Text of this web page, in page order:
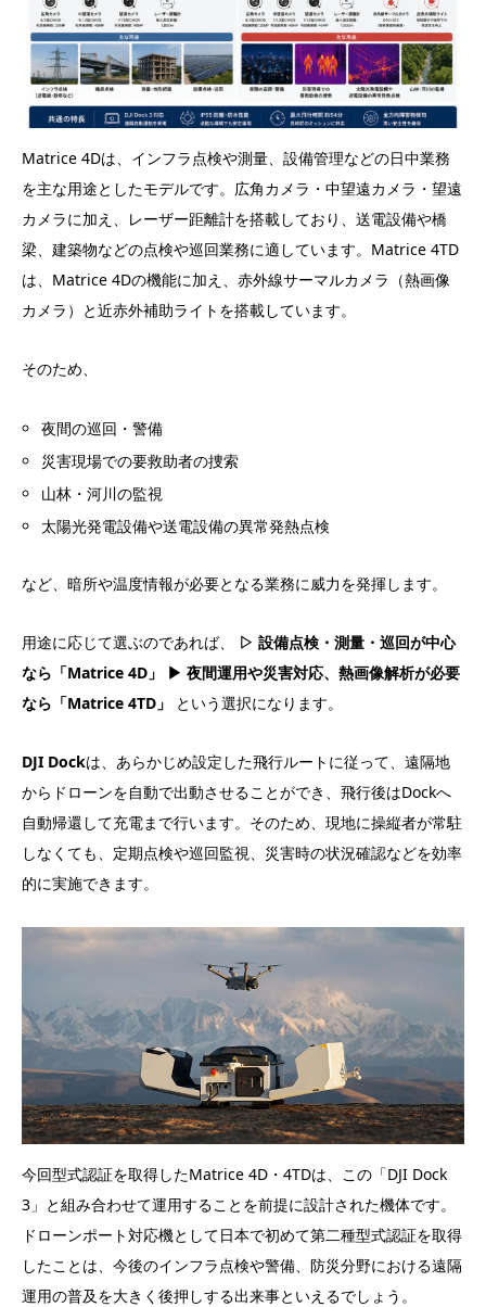
Matrice 4Dは、インフラ点検や測量、設備管理などの日中業務
を主な用途としたモデルです。広角カメラ・中望遠カメラ・望遠
カメラに加え、レーザー距離計を搭載しており、送電設備や橋
梁、建築物などの点検や巡回業務に適しています。Matrice 4TD
は、Matrice 4Dの機能に加え、赤外線サーマルカメラ（熱画像
カメラ）と近赤外補助ライトを搭載しています。
そのため、
夜間の巡回・警備
災害現場での要救助者の捜索
山林・河川の監視
太陽光発電設備や送電設備の異常発熱点検
など、暗所や温度情報が必要となる業務に威力を発揮します。
用途に応じて選ぶのであれば、
▷ 設備点検・測量・巡回が中心
なら「Matrice 4D」
▶ 夜間運用や災害対応、熱画像解析が必要
なら「Matrice 4TD」
という選択になります。
DJI Dockは、あらかじめ設定した飛行ルートに従って、遠隔地
からドローンを自動で出動させることができ、飛行後はDockへ
自動帰還して充電まで行います。そのため、現地に操縦者が常駐
しなくても、定期点検や巡回監視、災害時の状況確認などを効率
的に実施できます。
今回型式認証を取得したMatrice 4D・4TDは、この「DJI Dock
3」と組み合わせて運用することを前提に設計された機体です。
ドローンポート対応機として日本で初めて第二種型式認証を取得
したことは、今後のインフラ点検や警備、防災分野における遠隔
運用の普及を大きく後押しする出来事といえるでしょう。